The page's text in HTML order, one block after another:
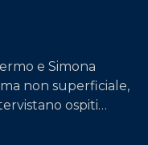
e Simona
non superficiale,
ospiti